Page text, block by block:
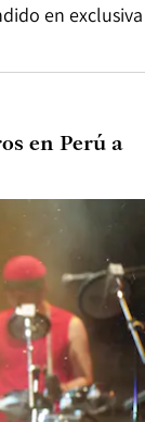
en exclusiva
en Perú a